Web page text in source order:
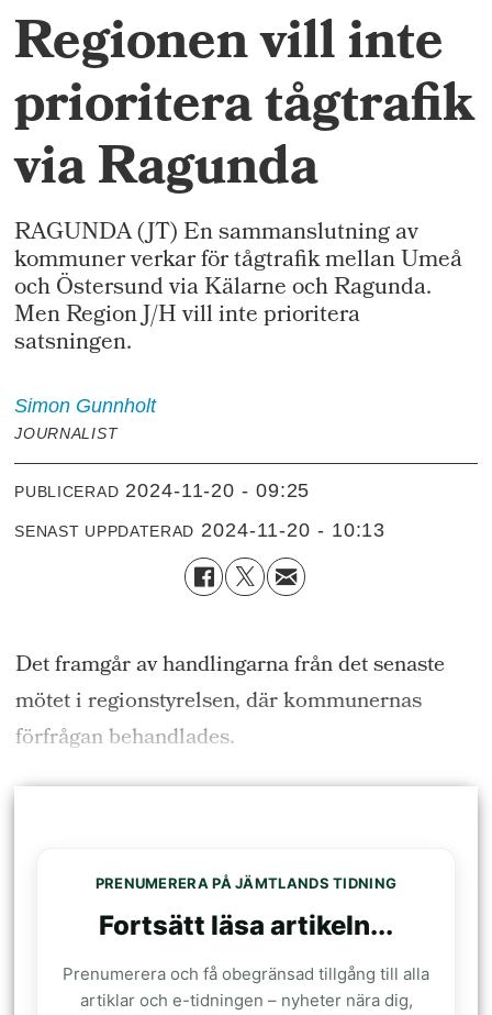
Regionen vill inte
prioritera tågtrafik
via Ragunda
RAGUNDA (JT) En sammanslutning av
kommuner verkar för tågtrafik mellan Umeå
och Östersund via Kälarne och Ragunda.
Men Region J/H vill inte prioritera
satsningen.
Simon Gunnholt
JOURNALIST
PUBLICERAD 2024-11-20 - 09:25
SENAST UPPDATERAD 2024-11-20 - 10:13
Det framgår av handlingarna från det senaste
mötet i regionstyrelsen, där kommunernas
förfrågan behandlades.
PRENUMERERA PÅ JÄMTLANDS TIDNING
Fortsätt läsa artikeln...
Prenumerera och få obegränsad tillgång till alla
artiklar och e-tidningen – nyheter nära dig,